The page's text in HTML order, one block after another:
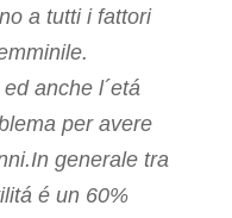
a tutti i fattori
anche l´etá
per avere
generale tra
é un 60%